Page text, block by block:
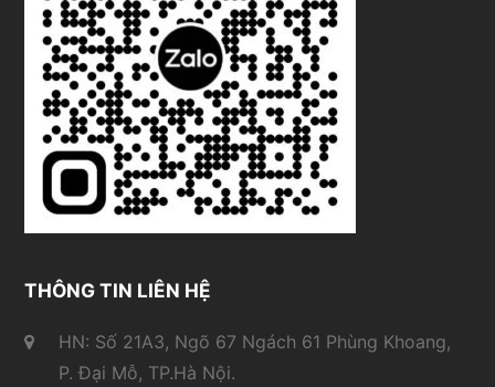
THÔNG TIN LIÊN HỆ
HN: Số 21A3, Ngõ 67 Ngách 61 Phùng Khoang,
P. Đại Mỗ, TP.Hà Nội.